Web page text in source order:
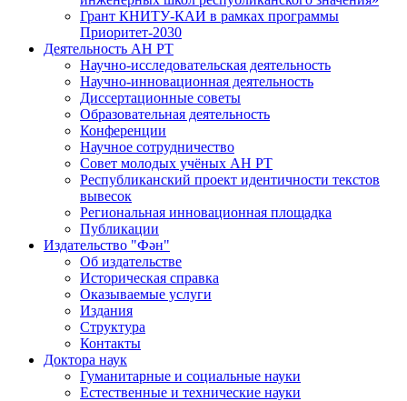
Грант КНИТУ-КАИ в рамках программы
Приоритет-2030
Деятельность АН РТ
Научно-исследовательская деятельность
Научно-инновационная деятельность
Диссертационные советы
Образовательная деятельность
Конференции
Научное сотрудничество
Совет молодых учёных АН РТ
Республиканский проект идентичности текстов
вывесок
Региональная инновационная площадка
Публикации
Издательство "Фән"
Об издательстве
Историческая справка
Оказываемые услуги
Издания
Структура
Контакты
Доктора наук
Гуманитарные и социальные науки
Естественные и технические науки